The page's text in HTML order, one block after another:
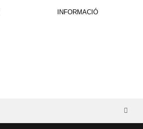
INFORMACIÓ